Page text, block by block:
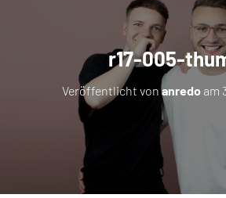
r17-005-
Veröffentlicht vonanredo am